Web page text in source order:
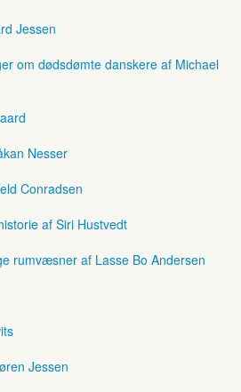
Jessen
om dødsdømte danskere af Michael
Nesser
Conradsen
af Siri Hustvedt
rumvæsner af Lasse Bo Andersen
Jessen